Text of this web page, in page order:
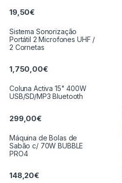
19,50€
Sistema Sonorização
Portátil 2 Microfones UHF /
2 Cornetas
1,750,00€
Coluna Activa 15" 400W
USB/SD/MP3 Bluetooth
299,00€
Máquina de Bolas de
Sabão c/ 70W BUBBLE
PRO4
148,20€